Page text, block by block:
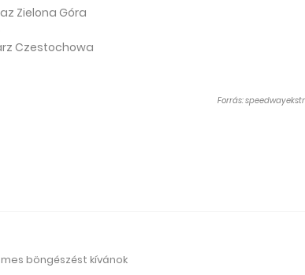
Zielona Góra
Czestochowa
Forrás:
böngészést kívánok